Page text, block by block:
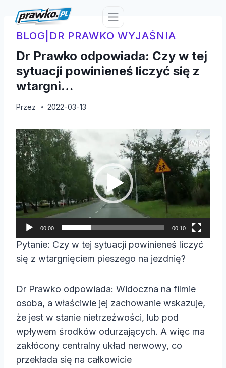
treściBLOG| DR PRAWKO WYJAŚNIA
Dr Prawko odpowiada: Czy w tej
sytuacji powinieneś liczyć się z
wtargni…
Przez 2022-03-13
O
d
t
w
a
r
z
c
z
i
d
e
o
00:00 00:10
Pytanie: Czy w tej sytuacji powinieneś liczyć
się z wtargnięciem pieszego na jezdnię?
Dr Prawko odpowiada: Widoczna na filmie
osoba, a właściwie jej zachowanie wskazuje,
że jest w stanie nietrzeźwości, lub pod
wpływem środków odurzających. A więc ma
zakłócony centralny układ nerwowy, co
przekłada się na całkowicie